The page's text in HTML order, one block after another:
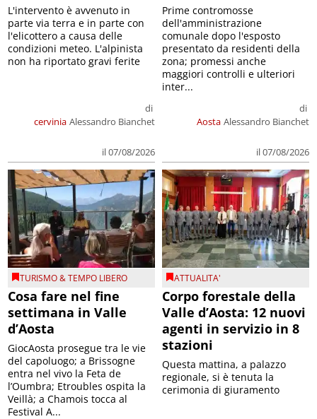
cervinia
di
Alessandro Bianchet
il 07/08/2026
L'intervento è avvenuto in
parte via terra e in parte con
l'elicottero a causa delle
condizioni meteo. L'alpinista
non ha riportato gravi ferite
Aosta
di
Alessandro Bianchet
il 07/08/2026
Prime contromosse
dell'amministrazione
comunale dopo l'esposto
presentato da residenti della
zona; promessi anche
maggiori controlli e ulteriori
inter...
TURISMO & TEMPO LIBERO
Cosa fare nel fine
settimana in Valle
d’Aosta
GiocAosta prosegue tra le vie
del capoluogo; a Brissogne
entra nel vivo la Feta de
l’Oumbra; Etroubles ospita la
Veillà; a Chamois tocca al
Festival A...
ATTUALITA'
Corpo forestale della
Valle d’Aosta: 12 nuovi
agenti in servizio in 8
stazioni
Questa mattina, a palazzo
regionale, si è tenuta la
cerimonia di giuramento